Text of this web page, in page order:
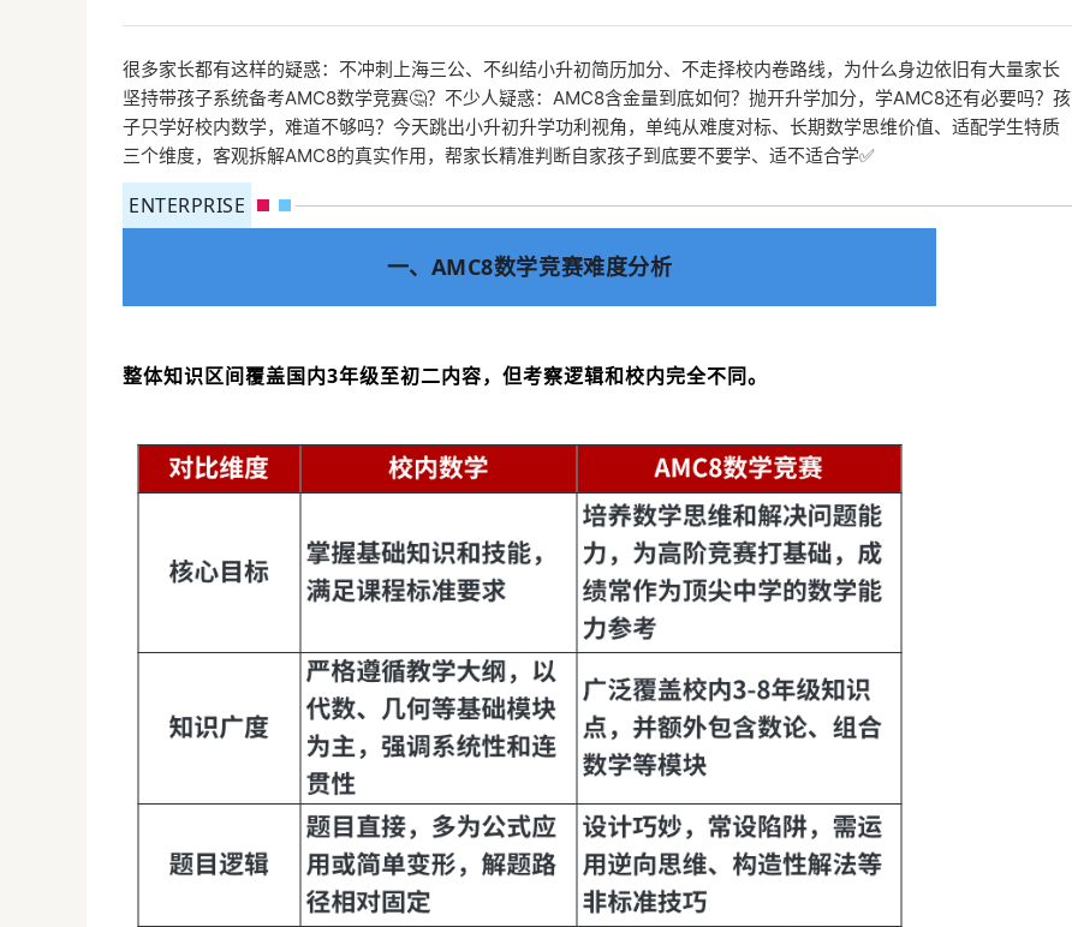
很多家长都有这样的疑惑：不冲刺上海三公、不纠结小升初简历加分、不走择校内卷路线，为什么身边依旧有大量家长
坚持带孩子系统备考AMC8数学竞赛🤔？不少人疑惑：AMC8含金量到底如何？抛开升学加分，学AMC8还有必要吗？孩
子只学好校内数学，难道不够吗？今天跳出小升初升学功利视角，单纯从难度对标、长期数学思维价值、适配学生特质
三个维度，客观拆解AMC8的真实作用，帮家长精准判断自家孩子到底要不要学、适不适合学✅
ENTERPRISE
一、AMC8数学竞赛难度分析
整体知识区间覆盖国内3年级至初二内容，但考察逻辑和校内完全不同。